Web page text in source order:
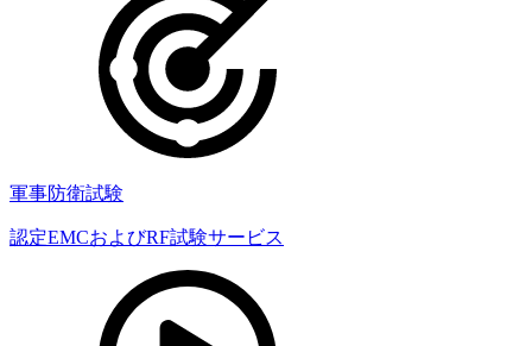
軍事防衛試験
認定EMCおよびRF試験サービス